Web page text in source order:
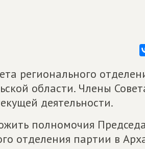
регионального
области. Члены
деятельности.
полномочия
отделения партии в